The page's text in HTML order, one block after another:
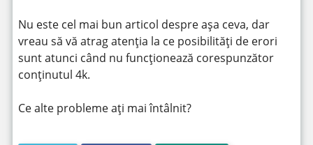
Nu este cel mai bun articol despre așa ceva, dar
vreau să vă atrag atenția la ce posibilități de erori
sunt atunci când nu funcționează corespunzător
conținutul 4k.
Ce alte probleme ați mai întâlnit?